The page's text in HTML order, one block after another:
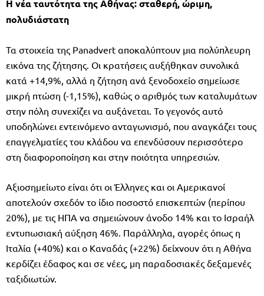
Η νέα ταυτότητα της Αθήνας: σταθερή, ώριμη,
πολυδιάστατη
Τα στοιχεία της Panadvert αποκαλύπτουν μια πολύπλευρη
εικόνα της ζήτησης. Οι κρατήσεις αυξήθηκαν συνολικά
κατά +14,9%, αλλά η ζήτηση ανά ξενοδοχείο σημείωσε
μικρή πτώση (-1,15%), καθώς ο αριθμός των καταλυμάτων
στην πόλη συνεχίζει να αυξάνεται. Το γεγονός αυτό
υποδηλώνει εντεινόμενο ανταγωνισμό, που αναγκάζει τους
επαγγελματίες του κλάδου να επενδύσουν περισσότερο
στη διαφοροποίηση και στην ποιότητα υπηρεσιών.
Αξιοσημείωτο είναι ότι οι Έλληνες και οι Αμερικανοί
αποτελούν σχεδόν το ίδιο ποσοστό επισκεπτών (περίπου
20%), με τις ΗΠΑ να σημειώνουν άνοδο 14% και το Ισραήλ
εντυπωσιακή αύξηση 46%. Παράλληλα, αγορές όπως η
Ιταλία (+40%) και ο Καναδάς (+22%) δείχνουν ότι η Αθήνα
κερδίζει έδαφος και σε νέες, μη παραδοσιακές δεξαμενές
ταξιδιωτών.